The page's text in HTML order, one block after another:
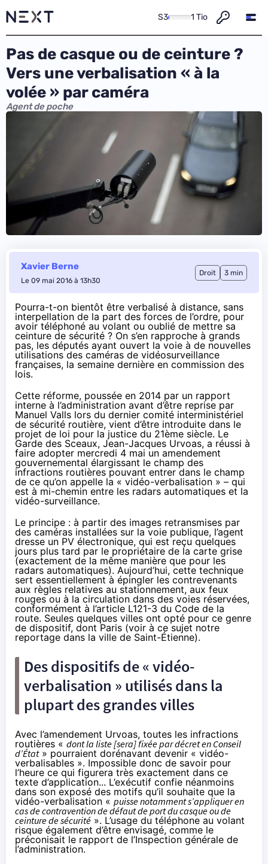
S3 1 Tio
Pas de casque ou de ceinture ?
Vers une verbalisation « à la
volée » par caméra
Agent de poche
Xavier Berne
Le 09 mai 2016 à 13h30
Droit 3 min
Pourra-t-on bientôt être verbalisé à distance, sans
interpellation de la part des forces de l’ordre, pour
avoir téléphoné au volant ou oublié de mettre sa
ceinture de sécurité ? On s’en rapproche à grands
pas, les députés ayant ouvert la voie à de nouvelles
utilisations des caméras de vidéosurveillance
françaises, la semaine dernière en commission des
lois.
Cette réforme, poussée en 2014 par un rapport
interne à l’administration avant d’être reprise par
Manuel Valls lors du dernier comité interministériel
de sécurité routière, vient d’être introduite dans le
projet de loi pour la justice du 21ème siècle. Le
Garde des Sceaux, Jean-Jacques Urvoas, a réussi à
faire adopter mercredi 4 mai un amendement
gouvernemental élargissant le champ des
infractions routières pouvant entrer dans le champ
de ce qu’on appelle la « vidéo-verbalisation » – qui
est à mi-chemin entre les radars automatiques et la
vidéo-surveillance.
Le principe : à partir des images retransmises par
des caméras installées sur la voie publique, l’agent
dresse un PV électronique, qui est reçu quelques
jours plus tard par le propriétaire de la carte grise
(exactement de la même manière que pour les
radars automatiques). Aujourd’hui, cette technique
sert essentiellement à épingler les contrevenants
aux règles relatives au stationnement, aux feux
rouges ou à la circulation dans des voies réservées,
conformément à l’article L121-3 du Code de la
route. Seules quelques villes ont opté pour ce genre
de dispositif, dont Paris (voir à ce sujet notre
reportage dans la ville de Saint-Étienne).
Des dispositifs de « vidéo-
verbalisation » utilisés dans la
plupart des grandes villes
Avec l’amendement Urvoas, toutes les infractions
routières « dont la liste [sera] fixée par décret en Conseil
d’État» pourraient dorénavant devenir « vidéo-
verbalisables ». Impossible donc de savoir pour
l’heure ce qui figurera très exactement dans ce
texte d’application... L’exécutif confie néanmoins
dans son exposé des motifs qu’il souhaite que la
vidéo-verbalisation « puisse notamment s’appliquer en
cas de contravention de défaut de port du casque ou de
ceinture de sécurité ». L’usage du téléphone au volant
risque également d’être envisagé, comme le
préconisait le rapport de l’Inspection générale de
l’administration.